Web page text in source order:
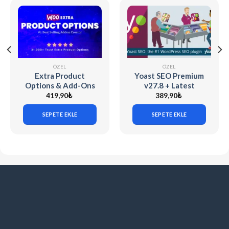
ÖZEL
Extra Product
Options & Add-Ons
for WooCommerce
v7.5.6 (Codecanyon)
419,90₺
SEPETE EKLE
ÖZEL
Yoast SEO Premium
v27.8 + Latest
Addons [Activated]
389,90₺
SEPETE EKLE